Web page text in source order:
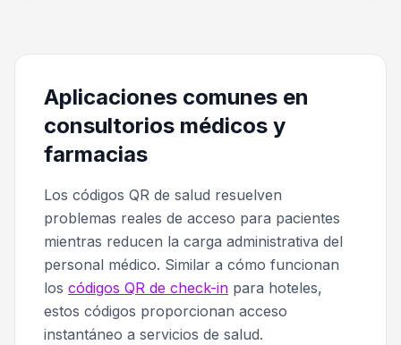
Aplicaciones comunes en
consultorios médicos y
farmacias
Los códigos QR de salud resuelven
problemas reales de acceso para pacientes
mientras reducen la carga administrativa del
personal médico. Similar a cómo funcionan
los códigos QR de check-in para hoteles,
estos códigos proporcionan acceso
instantáneo a servicios de salud.